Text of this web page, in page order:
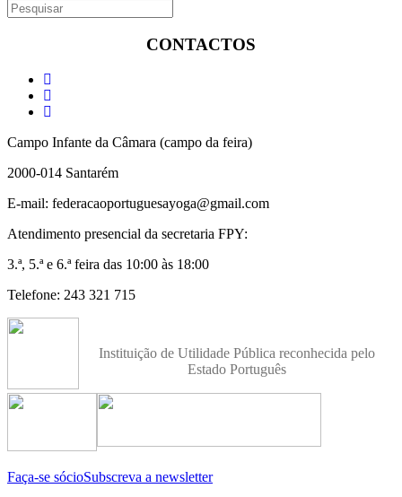
CONTACTOS
Campo Infante da Câmara (campo da feira)
2000-014 Santarém
E-mail: federacaoportuguesayoga@gmail.com
Atendimento presencial da secretaria FPY:
3.ª, 5.ª e 6.ª feira das 10:00 às 18:00
Telefone: 243 321 715
Instituição de Utilidade Pública reconhecida pelo
Estado Português
Faça-se sócioSubscreva a newsletter